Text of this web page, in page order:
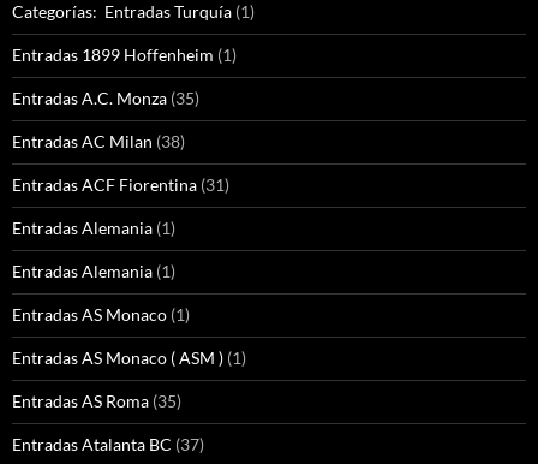
Categorías: Entradas Turquía (1)
Entradas 1899 Hoffenheim (1)
Entradas A.C. Monza (35)
Entradas AC Milan (38)
Entradas ACF Fiorentina (31)
Entradas Alemania (1)
Entradas Alemania (1)
Entradas AS Monaco (1)
Entradas AS Monaco ( ASM ) (1)
Entradas AS Roma (35)
Entradas Atalanta BC (37)